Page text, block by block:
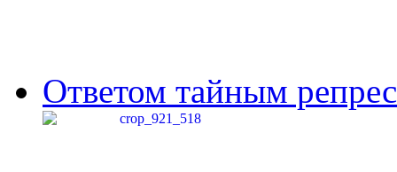
Ответом тайным